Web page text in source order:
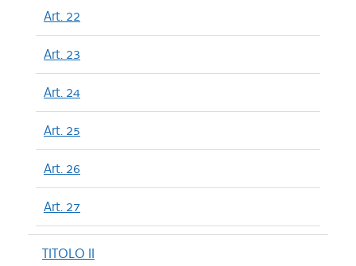
Art. 22
Art. 23
Art. 24
Art. 25
Art. 26
Art. 27
TITOLO II